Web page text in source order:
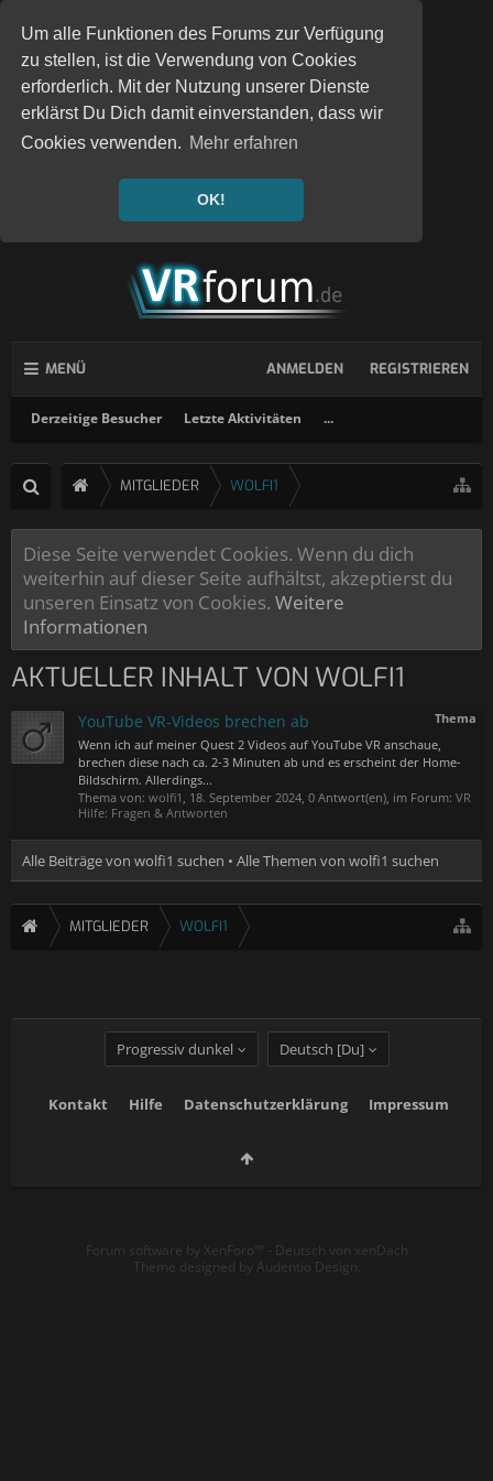
Um alle Funktionen des Forums zur Verfügung
zu stellen, ist die Verwendung von Cookies
erforderlich. Mit der Nutzung unserer Dienste
erklärst Du Dich damit einverstanden, dass wir
Cookies verwenden. Mehr erfahren
OK!
MENÜ
Derzeitige Besucher Letzte Aktivitäten ...
ANMELDEN REGISTRIEREN
MITGLIEDER WOLFI1
Diese Seite verwendet Cookies. Wenn du dich
weiterhin auf dieser Seite aufhältst, akzeptierst du
unseren Einsatz von Cookies. Weitere
Informationen
AKTUELLER INHALT VON WOLFI1
Thema
YouTube VR-Videos brechen ab
Wenn ich auf meiner Quest 2 Videos auf YouTube VR anschaue,
brechen diese nach ca. 2-3 Minuten ab und es erscheint der Home-
Bildschirm. Allerdings...
Thema von: wolfi1 , 18. September 2024, 0 Antwort(en), im Forum: VR
Hilfe: Fragen & Antworten
Alle Beiträge von wolfi1 suchen Alle Themen von wolfi1 suchen
MITGLIEDER WOLFI1
Progressiv dunkel Deutsch [Du]
Kontakt Hilfe Datenschutzerklärung Impressum
Forum software by XenForo™ - Deutsch von xenDach
Theme designed by Audentio Design.